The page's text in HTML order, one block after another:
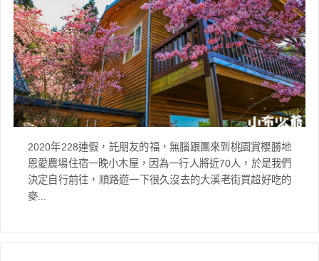
2020年228連假，託朋友的福，無腦跟團來到桃園賞櫻勝地
恩愛農場住宿一晚小木屋，因為一行人將近70人，於是我們
決定自行前往，順路遊一下很久沒去的大溪老街買超好吃的
麥...